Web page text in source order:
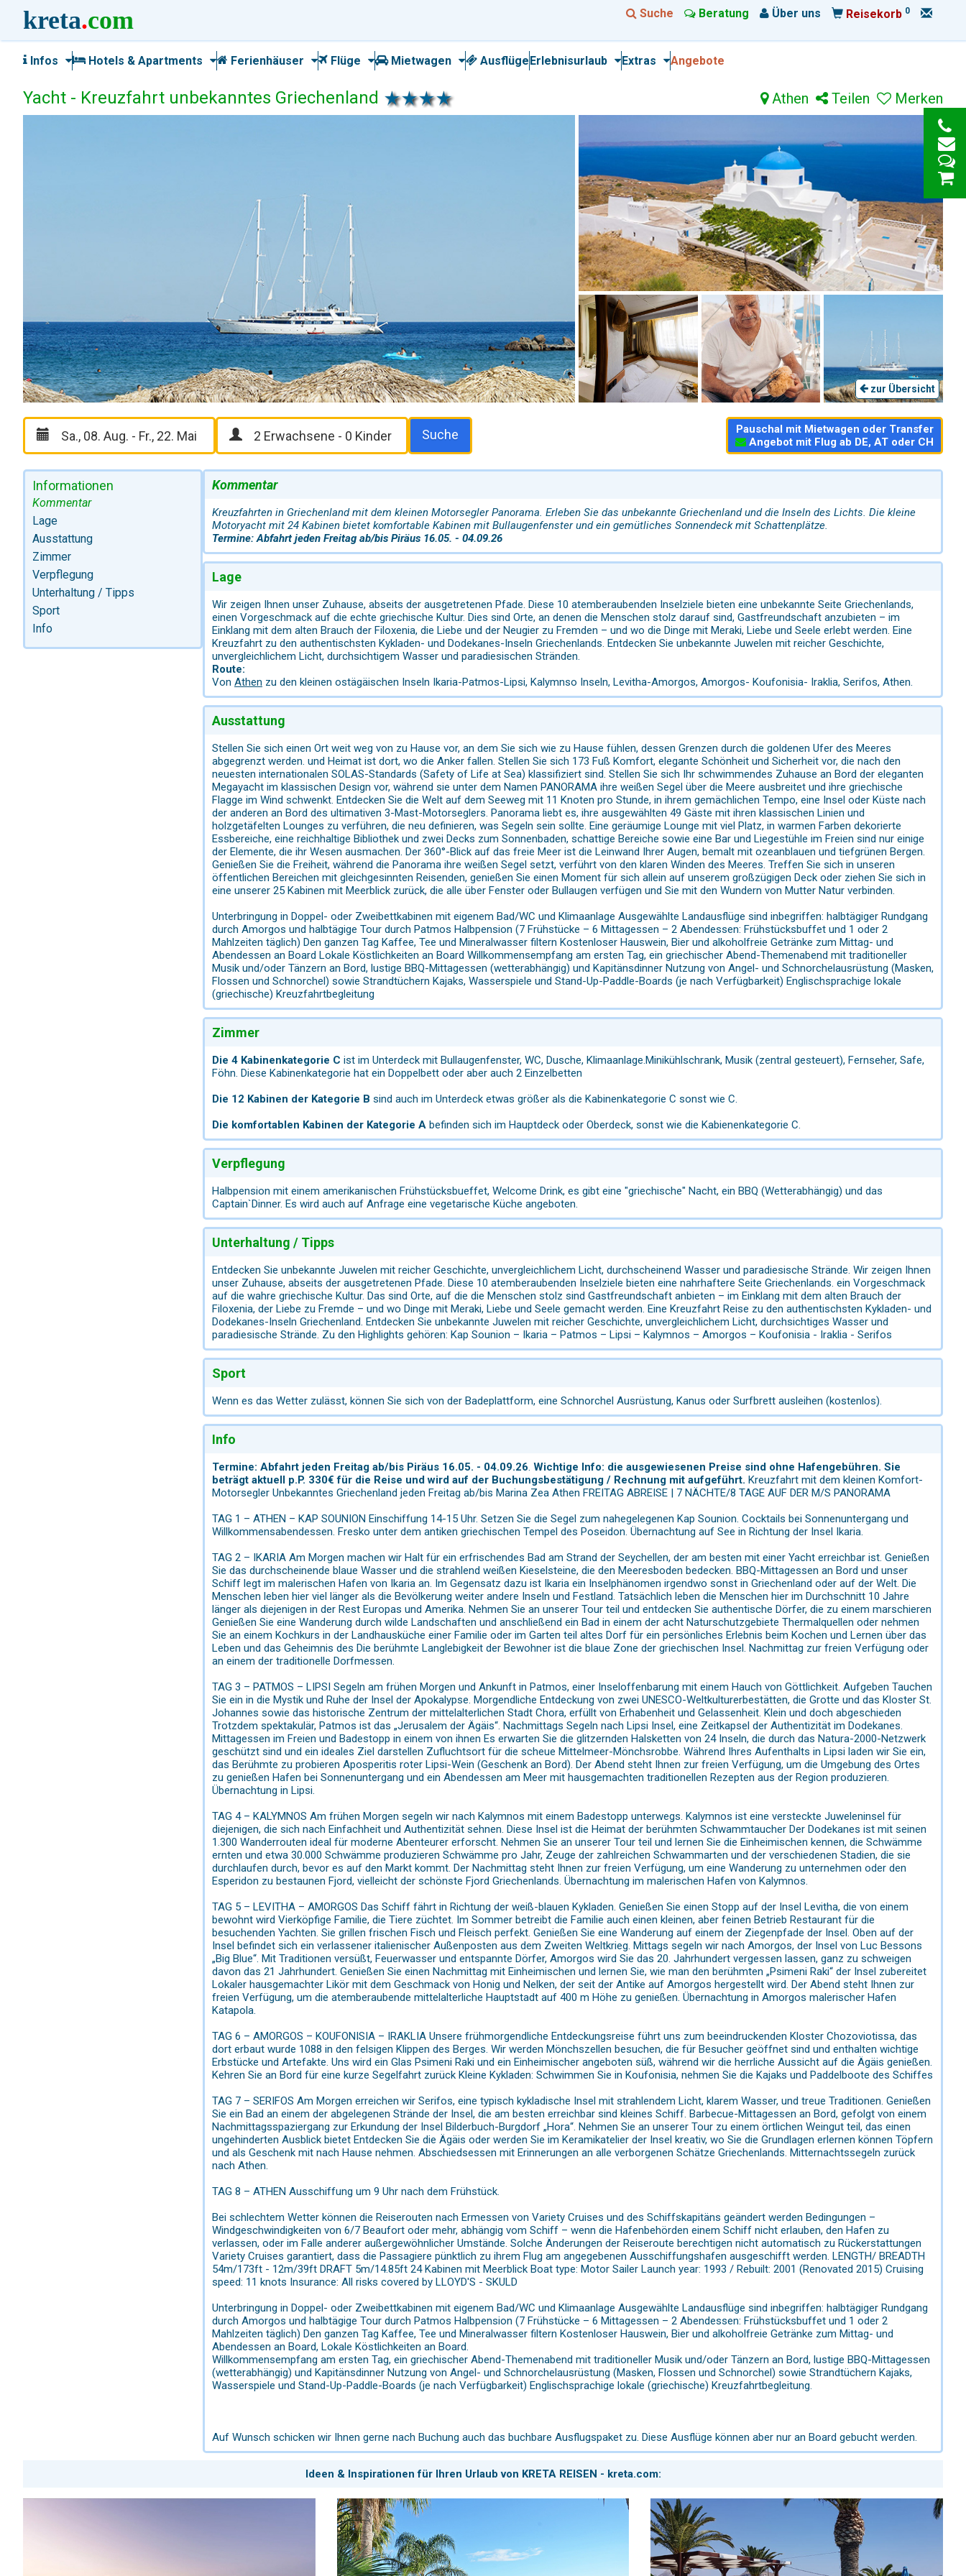
kreta.com Suche Beratung Über uns Reisekorb 0
Infos Hotels & Apartments Ferienhäuser Flüge Mietwagen AusflügeErlebnisurlaub Extras Angebote
Yacht - Kreuzfahrt unbekanntes Griechenland Merken
Teilen
Athen
zur Übersicht
Suche
Pauschal mit Mietwagen oder Transfer
Angebot mit Flug ab DE, AT oder CH
Informationen
Kommentar
Lage
Ausstattung
Zimmer
Verpflegung
Unterhaltung / Tipps
Sport
Info
Kommentar
Kreuzfahrten in Griechenland mit dem kleinen Motorsegler Panorama. Erleben Sie das unbekannte Griechenland und die Inseln des Lichts. Die kleine
Motoryacht mit 24 Kabinen bietet komfortable Kabinen mit Bullaugenfenster und ein gemütliches Sonnendeck mit Schattenplätze.
Termine: Abfahrt jeden Freitag ab/bis Piräus 16.05. - 04.09.26
Lage
Wir zeigen Ihnen unser Zuhause, abseits der ausgetretenen Pfade. Diese 10 atemberaubenden Inselziele bieten eine unbekannte Seite Griechenlands,
einen Vorgeschmack auf die echte griechische Kultur. Dies sind Orte, an denen die Menschen stolz darauf sind, Gastfreundschaft anzubieten – im
Einklang mit dem alten Brauch der Filoxenia, die Liebe und der Neugier zu Fremden – und wo die Dinge mit Meraki, Liebe und Seele erlebt werden. Eine
Kreuzfahrt zu den authentischsten Kykladen- und Dodekanes-Inseln Griechenlands. Entdecken Sie unbekannte Juwelen mit reicher Geschichte,
unvergleichlichem Licht, durchsichtigem Wasser und paradiesischen Stränden.
Route:
Von Athen zu den kleinen ostägäischen Inseln Ikaria-Patmos-Lipsi, Kalymnso Inseln, Levitha-Amorgos, Amorgos- Koufonisia- Iraklia, Serifos, Athen.
Ausstattung
Stellen Sie sich einen Ort weit weg von zu Hause vor, an dem Sie sich wie zu Hause fühlen, dessen Grenzen durch die goldenen Ufer des Meeres
abgegrenzt werden. und Heimat ist dort, wo die Anker fallen. Stellen Sie sich 173 Fuß Komfort, elegante Schönheit und Sicherheit vor, die nach den
neuesten internationalen SOLAS-Standards (Safety of Life at Sea) klassifiziert sind. Stellen Sie sich Ihr schwimmendes Zuhause an Bord der eleganten
Megayacht im klassischen Design vor, während sie unter dem Namen PANORAMA ihre weißen Segel über die Meere ausbreitet und ihre griechische
Flagge im Wind schwenkt. Entdecken Sie die Welt auf dem Seeweg mit 11 Knoten pro Stunde, in ihrem gemächlichen Tempo, eine Insel oder Küste nach
der anderen an Bord des ultimativen 3-Mast-Motorseglers. Panorama liebt es, ihre ausgewählten 49 Gäste mit ihren klassischen Linien und
holzgetäfelten Lounges zu verführen, die neu definieren, was Segeln sein sollte. Eine geräumige Lounge mit viel Platz, in warmen Farben dekorierte
Essbereiche, eine reichhaltige Bibliothek und zwei Decks zum Sonnenbaden, schattige Bereiche sowie eine Bar und Liegestühle im Freien sind nur einige
der Elemente, die ihr Wesen ausmachen. Der 360°-Blick auf das freie Meer ist die Leinwand Ihrer Augen, bemalt mit ozeanblauen und tiefgrünen Bergen.
Genießen Sie die Freiheit, während die Panorama ihre weißen Segel setzt, verführt von den klaren Winden des Meeres. Treffen Sie sich in unseren
öffentlichen Bereichen mit gleichgesinnten Reisenden, genießen Sie einen Moment für sich allein auf unserem großzügigen Deck oder ziehen Sie sich in
eine unserer 25 Kabinen mit Meerblick zurück, die alle über Fenster oder Bullaugen verfügen und Sie mit den Wundern von Mutter Natur verbinden.
Unterbringung in Doppel- oder Zweibettkabinen mit eigenem Bad/WC und Klimaanlage Ausgewählte Landausflüge sind inbegriffen: halbtägiger Rundgang
durch Amorgos und halbtägige Tour durch Patmos Halbpension (7 Frühstücke – 6 Mittagessen – 2 Abendessen: Frühstücksbuffet und 1 oder 2
Mahlzeiten täglich) Den ganzen Tag Kaffee, Tee und Mineralwasser filtern Kostenloser Hauswein, Bier und alkoholfreie Getränke zum Mittag- und
Abendessen an Board Lokale Köstlichkeiten an Board Willkommensempfang am ersten Tag, ein griechischer Abend-Themenabend mit traditioneller
Musik und/oder Tänzern an Bord, lustige BBQ-Mittagessen (wetterabhängig) und Kapitänsdinner Nutzung von Angel- und Schnorchelausrüstung (Masken,
Flossen und Schnorchel) sowie Strandtüchern Kajaks, Wasserspiele und Stand-Up-Paddle-Boards (je nach Verfügbarkeit) Englischsprachige lokale
(griechische) Kreuzfahrtbegleitung
Zimmer
Die 4 Kabinenkategorie C ist im Unterdeck mit Bullaugenfenster, WC, Dusche, Klimaanlage.Minikühlschrank, Musik (zentral gesteuert), Fernseher, Safe,
Föhn. Diese Kabinenkategorie hat ein Doppelbett oder aber auch 2 Einzelbetten
Die 12 Kabinen der Kategorie B sind auch im Unterdeck etwas größer als die Kabinenkategorie C sonst wie C.
Die komfortablen Kabinen der Kategorie A befinden sich im Hauptdeck oder Oberdeck, sonst wie die Kabienenkategorie C.
Verpflegung
Halbpension mit einem amerikanischen Frühstücksbueffet, Welcome Drink, es gibt eine "griechische" Nacht, ein BBQ (Wetterabhängig) und das
Captain`Dinner. Es wird auch auf Anfrage eine vegetarische Küche angeboten.
Unterhaltung / Tipps
Entdecken Sie unbekannte Juwelen mit reicher Geschichte, unvergleichlichem Licht, durchscheinend Wasser und paradiesische Strände. Wir zeigen Ihnen
unser Zuhause, abseits der ausgetretenen Pfade. Diese 10 atemberaubenden Inselziele bieten eine nahrhaftere Seite Griechenlands. ein Vorgeschmack
auf die wahre griechische Kultur. Das sind Orte, auf die die Menschen stolz sind Gastfreundschaft anbieten – im Einklang mit dem alten Brauch der
Filoxenia, der Liebe zu Fremde – und wo Dinge mit Meraki, Liebe und Seele gemacht werden. Eine Kreuzfahrt Reise zu den authentischsten Kykladen- und
Dodekanes-Inseln Griechenland. Entdecken Sie unbekannte Juwelen mit reicher Geschichte, unvergleichlichem Licht, durchsichtiges Wasser und
paradiesische Strände. Zu den Highlights gehören: Kap Sounion – Ikaria – Patmos – Lipsi – Kalymnos – Amorgos – Koufonisia - Iraklia - Serifos
Sport
Wenn es das Wetter zulässt, können Sie sich von der Badeplattform, eine Schnorchel Ausrüstung, Kanus oder Surfbrett ausleihen (kostenlos).
Info
Termine: Abfahrt jeden Freitag ab/bis Piräus 16.05. - 04.09.26. Wichtige Info: die ausgewiesenen Preise sind ohne Hafengebühren. Sie
beträgt aktuell p.P. 330€ für die Reise und wird auf der Buchungsbestätigung / Rechnung mit aufgeführt. Kreuzfahrt mit dem kleinen Komfort-
Motorsegler Unbekanntes Griechenland jeden Freitag ab/bis Marina Zea Athen FREITAG ABREISE | 7 NÄCHTE/8 TAGE AUF DER M/S PANORAMA
TAG 1 – ATHEN – KAP SOUNION Einschiffung 14-15 Uhr. Setzen Sie die Segel zum nahegelegenen Kap Sounion. Cocktails bei Sonnenuntergang und
Willkommensabendessen. Fresko unter dem antiken griechischen Tempel des Poseidon. Übernachtung auf See in Richtung der Insel Ikaria.
TAG 2 – IKARIA Am Morgen machen wir Halt für ein erfrischendes Bad am Strand der Seychellen, der am besten mit einer Yacht erreichbar ist. Genießen
Sie das durchscheinende blaue Wasser und die strahlend weißen Kieselsteine, die den Meeresboden bedecken. BBQ-Mittagessen an Bord und unser
Schiff legt im malerischen Hafen von Ikaria an. Im Gegensatz dazu ist Ikaria ein Inselphänomen irgendwo sonst in Griechenland oder auf der Welt. Die
Menschen leben hier viel länger als die Bevölkerung weiter andere Inseln und Festland. Tatsächlich leben die Menschen hier im Durchschnitt 10 Jahre
länger als diejenigen in der Rest Europas und Amerika. Nehmen Sie an unserer Tour teil und entdecken Sie authentische Dörfer, die zu einem marschieren
Genießen Sie eine Wanderung durch wilde Landschaften und anschließend ein Bad in einem der acht Naturschutzgebiete Thermalquellen oder nehmen
Sie an einem Kochkurs in der Landhausküche einer Familie oder im Garten teil altes Dorf für ein persönliches Erlebnis beim Kochen und Lernen über das
Leben und das Geheimnis des Die berühmte Langlebigkeit der Bewohner ist die blaue Zone der griechischen Insel. Nachmittag zur freien Verfügung oder
an einem der traditionelle Dorfmessen.
TAG 3 – PATMOS – LIPSI Segeln am frühen Morgen und Ankunft in Patmos, einer Inseloffenbarung mit einem Hauch von Göttlichkeit. Aufgeben Tauchen
Sie ein in die Mystik und Ruhe der Insel der Apokalypse. Morgendliche Entdeckung von zwei UNESCO-Weltkulturerbestätten, die Grotte und das Kloster St.
Johannes sowie das historische Zentrum der mittelalterlichen Stadt Chora, erfüllt von Erhabenheit und Gelassenheit. Klein und doch abgeschieden
Trotzdem spektakulär, Patmos ist das „Jerusalem der Ägäis“. Nachmittags Segeln nach Lipsi Insel, eine Zeitkapsel der Authentizität im Dodekanes.
Mittagessen im Freien und Badestopp in einem von ihnen Es erwarten Sie die glitzernden Halsketten von 24 Inseln, die durch das Natura-2000-Netzwerk
geschützt sind und ein ideales Ziel darstellen Zufluchtsort für die scheue Mittelmeer-Mönchsrobbe. Während Ihres Aufenthalts in Lipsi laden wir Sie ein,
das Berühmte zu probieren Aposperitis roter Lipsi-Wein (Geschenk an Bord). Der Abend steht Ihnen zur freien Verfügung, um die Umgebung des Ortes
zu genießen Hafen bei Sonnenuntergang und ein Abendessen am Meer mit hausgemachten traditionellen Rezepten aus der Region produzieren.
Übernachtung in Lipsi.
TAG 4 – KALYMNOS Am frühen Morgen segeln wir nach Kalymnos mit einem Badestopp unterwegs. Kalymnos ist eine versteckte Juweleninsel für
diejenigen, die sich nach Einfachheit und Authentizität sehnen. Diese Insel ist die Heimat der berühmten Schwammtaucher Der Dodekanes ist mit seinen
1.300 Wanderrouten ideal für moderne Abenteurer erforscht. Nehmen Sie an unserer Tour teil und lernen Sie die Einheimischen kennen, die Schwämme
ernten und etwa 30.000 Schwämme produzieren Schwämme pro Jahr, Zeuge der zahlreichen Schwammarten und der verschiedenen Stadien, die sie
durchlaufen durch, bevor es auf den Markt kommt. Der Nachmittag steht Ihnen zur freien Verfügung, um eine Wanderung zu unternehmen oder den
Esperidon zu bestaunen Fjord, vielleicht der schönste Fjord Griechenlands. Übernachtung im malerischen Hafen von Kalymnos.
TAG 5 – LEVITHA – AMORGOS Das Schiff fährt in Richtung der weiß-blauen Kykladen. Genießen Sie einen Stopp auf der Insel Levitha, die von einem
bewohnt wird Vierköpfige Familie, die Tiere züchtet. Im Sommer betreibt die Familie auch einen kleinen, aber feinen Betrieb Restaurant für die
besuchenden Yachten. Sie grillen frischen Fisch und Fleisch perfekt. Genießen Sie eine Wanderung auf einem der Ziegenpfade der Insel. Oben auf der
Insel befindet sich ein verlassener italienischer Außenposten aus dem Zweiten Weltkrieg. Mittags segeln wir nach Amorgos, der Insel von Luc Bessons
„Big Blue“. Mit Traditionen versüßt, Feuerwasser und entspannte Dörfer, Amorgos wird Sie das 20. Jahrhundert vergessen lassen, ganz zu schweigen
davon das 21 Jahrhundert. Genießen Sie einen Nachmittag mit Einheimischen und lernen Sie, wie man den berühmten „Psimeni Raki“ der Insel zubereitet
Lokaler hausgemachter Likör mit dem Geschmack von Honig und Nelken, der seit der Antike auf Amorgos hergestellt wird. Der Abend steht Ihnen zur
freien Verfügung, um die atemberaubende mittelalterliche Hauptstadt auf 400 m Höhe zu genießen. Übernachtung in Amorgos malerischer Hafen
Katapola.
TAG 6 – AMORGOS – KOUFONISIA – IRAKLIA Unsere frühmorgendliche Entdeckungsreise führt uns zum beeindruckenden Kloster Chozoviotissa, das
dort erbaut wurde 1088 in den felsigen Klippen des Berges. Wir werden Mönchszellen besuchen, die für Besucher geöffnet sind und enthalten wichtige
Erbstücke und Artefakte. Uns wird ein Glas Psimeni Raki und ein Einheimischer angeboten süß, während wir die herrliche Aussicht auf die Ägäis genießen.
Kehren Sie an Bord für eine kurze Segelfahrt zurück Kleine Kykladen: Schwimmen Sie in Koufonisia, nehmen Sie die Kajaks und Paddelboote des Schiffes
TAG 7 – SERIFOS Am Morgen erreichen wir Serifos, eine typisch kykladische Insel mit strahlendem Licht, klarem Wasser, und treue Traditionen. Genießen
Sie ein Bad an einem der abgelegenen Strände der Insel, die am besten erreichbar sind kleines Schiff. Barbecue-Mittagessen an Bord, gefolgt von einem
Nachmittagsspaziergang zur Erkundung der Insel Bilderbuch-Burgdorf „Hora“. Nehmen Sie an unserer Tour zu einem örtlichen Weingut teil, das einen
ungehinderten Ausblick bietet Entdecken Sie die Ägäis oder werden Sie im Keramikatelier der Insel kreativ, wo Sie die Grundlagen erlernen können Töpfern
und als Geschenk mit nach Hause nehmen. Abschiedsessen mit Erinnerungen an alle verborgenen Schätze Griechenlands. Mitternachtssegeln zurück
nach Athen.
TAG 8 – ATHEN Ausschiffung um 9 Uhr nach dem Frühstück.
Bei schlechtem Wetter können die Reiserouten nach Ermessen von Variety Cruises und des Schiffskapitäns geändert werden Bedingungen –
Windgeschwindigkeiten von 6/7 Beaufort oder mehr, abhängig vom Schiff – wenn die Hafenbehörden einem Schiff nicht erlauben, den Hafen zu
verlassen, oder im Falle anderer außergewöhnlicher Umstände. Solche Änderungen der Reiseroute berechtigen nicht automatisch zu Rückerstattungen
Variety Cruises garantiert, dass die Passagiere pünktlich zu ihrem Flug am angegebenen Ausschiffungshafen ausgeschifft werden. LENGTH/ BREADTH
54m/173ft - 12m/39ft DRAFT 5m/14.85ft 24 Kabinen mit Meerblick Boat type: Motor Sailer Launch year: 1993 / Rebuilt: 2001 (Renovated 2015) Cruising
speed: 11 knots Insurance: All risks covered by LLOYD'S - SKULD
Unterbringung in Doppel- oder Zweibettkabinen mit eigenem Bad/WC und Klimaanlage Ausgewählte Landausflüge sind inbegriffen: halbtägiger Rundgang
durch Amorgos und halbtägige Tour durch Patmos Halbpension (7 Frühstücke – 6 Mittagessen – 2 Abendessen: Frühstücksbuffet und 1 oder 2
Mahlzeiten täglich) Den ganzen Tag Kaffee, Tee und Mineralwasser filtern Kostenloser Hauswein, Bier und alkoholfreie Getränke zum Mittag- und
Abendessen an Board, Lokale Köstlichkeiten an Board.
Willkommensempfang am ersten Tag, ein griechischer Abend-Themenabend mit traditioneller Musik und/oder Tänzern an Bord, lustige BBQ-Mittagessen
(wetterabhängig) und Kapitänsdinner Nutzung von Angel- und Schnorchelausrüstung (Masken, Flossen und Schnorchel) sowie Strandtüchern Kajaks,
Wasserspiele und Stand-Up-Paddle-Boards (je nach Verfügbarkeit) Englischsprachige lokale (griechische) Kreuzfahrtbegleitung.
Auf Wunsch schicken wir Ihnen gerne nach Buchung auch das buchbare Ausflugspaket zu. Diese Ausflüge können aber nur an Board gebucht werden.
Ideen & Inspirationen für Ihren Urlaub von KRETA REISEN - kreta.com: